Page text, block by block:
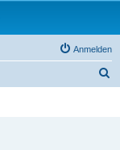
Anmelden